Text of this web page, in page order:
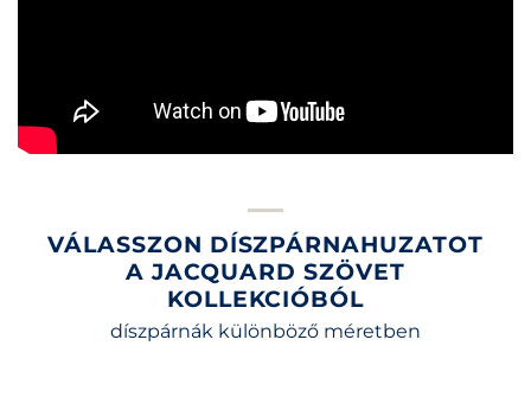
VÁLASSZON DÍSZPÁRNAHUZATOT
A JACQUARD SZÖVET
KOLLEKCIÓBÓL
díszpárnák különböző méretben